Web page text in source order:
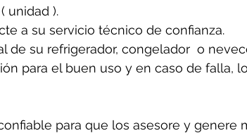
unidad ).
a su servicio técnico de confianza.
de su refrigerador, congelador  o
para el buen uso y en caso de falla,
para que los asesore y genere